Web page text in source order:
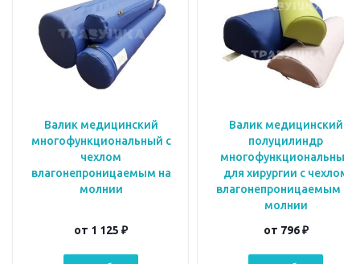
Валик медицинский
многофункциональный с
чехлом
влагонепроницаемым на
молнии
от 1 125 ₽
Валик медицинский
полуцилиндр
многофункциональный
для хирургии с чехлом
влагонепроницаемым на
молнии
от 796 ₽